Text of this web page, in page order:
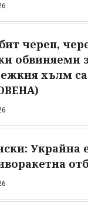
череп,
обвиняеми
хълм
Украйна